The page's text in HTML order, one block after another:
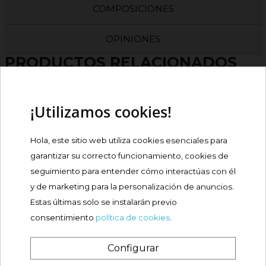
COMPOSICIONES
OPINIONES
PRODUCTOS RELACIONADOS
IBEROGAST ELEMENTAL
Precio
11,31 €
ALKA-SELTZER 2,1 G
Precio
11,20 €
¡Utilizamos cookies!
Hola, este sitio web utiliza cookies esenciales para
garantizar su correcto funcionamiento, cookies de
seguimiento para entender cómo interactúas con él
y de marketing para la personalización de anuncios.
Estas últimas solo se instalarán previo
consentimiento política de cookies
Configurar